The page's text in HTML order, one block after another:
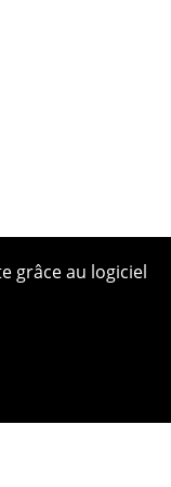
grâce au logiciel